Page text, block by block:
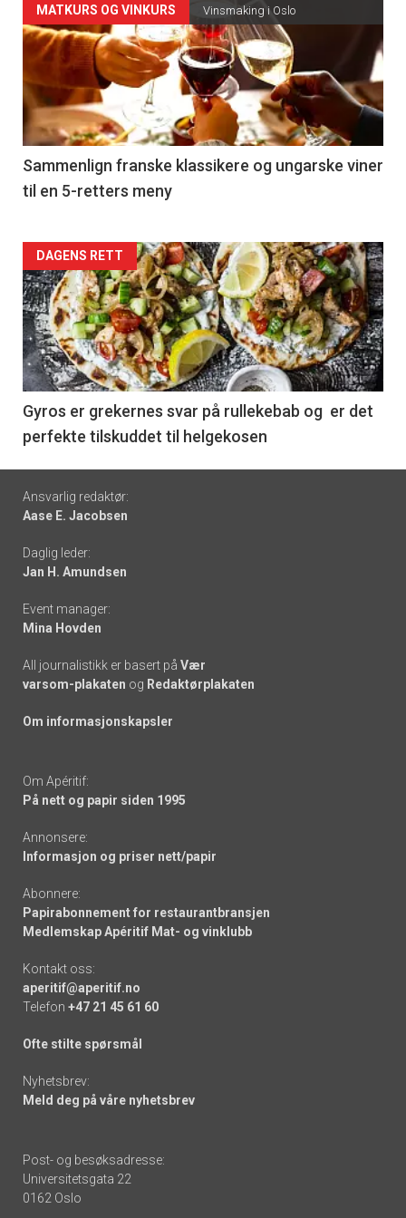
Forsiden
akkurat
nå
-
5
MATKURS OG VINKURS Vinsmaking i Oslo
Sammenlign franske klassikere og ungarske viner
til en 5-retters meny
Forsiden
akkurat
nå
-
6
DAGENS RETT
Gyros er grekernes svar på rullekebab og er det
perfekte tilskuddet til helgekosen
Footer
-
links
Ansvarlig redaktør:
Aase E. Jacobsen
Daglig leder:
Jan H. Amundsen
Event manager:
Mina Hovden
All journalistikk er basert på Vær
varsom-plakaten og Redaktørplakaten
Om informasjonskapsler
Om Apéritif:
På nett og papir siden 1995
Annonsere:
Informasjon og priser nett/papir
Abonnere:
Papirabonnement for restaurantbransjen
Medlemskap Apéritif Mat- og vinklubb
Kontakt oss:
aperitif@aperitif.no
Telefon +47 21 45 61 60
Ofte stilte spørsmål
Nyhetsbrev:
Meld deg på våre nyhetsbrev
Post- og besøksadresse:
Universitetsgata 22
0162 Oslo